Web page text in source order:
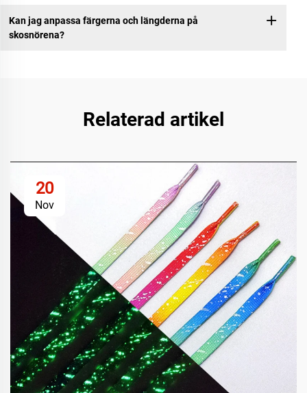
Kan jag anpassa färgerna och längderna på
skosnörena?
Relaterad artikel
20
Nov